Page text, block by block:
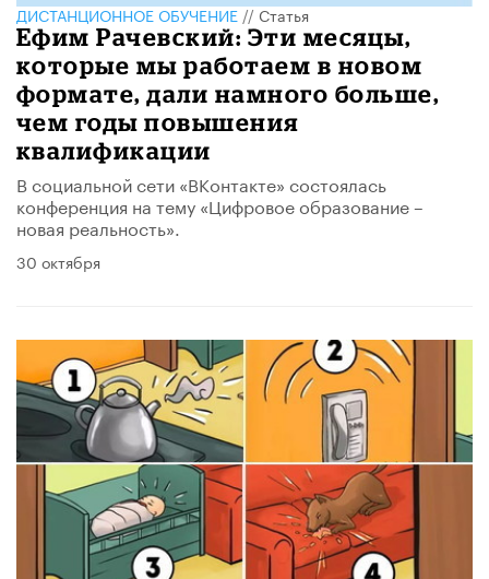
ДИСТАНЦИОННОЕ ОБУЧЕНИЕ//Статья
Ефим Рачевский: Эти месяцы,
которые мы работаем в новом
формате, дали намного больше,
чем годы повышения
квалификации
В социальной сети «ВКонтакте» состоялась
конференция на тему «Цифровое образование –
новая реальность».
30 октября